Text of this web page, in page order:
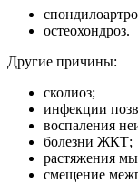
остеохондроз.
Другие причины:
сколиоз;
инфекции
воспаления
болезни ЖКТ;
растяжения
смещение